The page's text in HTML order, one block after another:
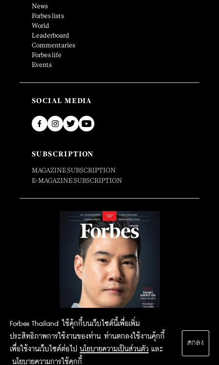
Forbes Thailand ใช้คุ้กกี้บนเว็บไซต์นี้เพื่อเพิ่ม
ประสิทธิภาพการใช้งานของท่าน ท่านตกลงใช้งานคุ้กกี้
เพื่อใช้งานเว็บไซต์ต่อไป นโยบายความเป็นส่วนตัว และ
นโยบายความการใช้คุกกี้
ตกลง
News
Forbes lists
World
Leaderboard
Commentaries
Forbes life
Events
SOCIAL MEDIA
SUBSCRIPTION
MAGAZINE SUBSCRIPTION
E-MAGAZINE SUBSCRIPTION